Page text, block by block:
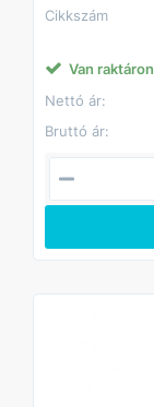
Cikkszám
Van raktáron
Nettó ár:
Bruttó ár: